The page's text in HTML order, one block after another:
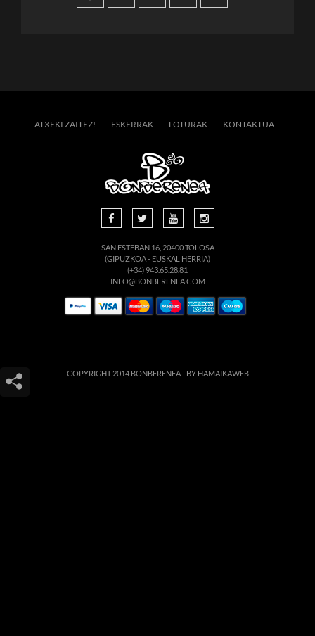
ATXEKI ZAITEZ! ESKERRAK LOTURAK KONTAKTUA
SAN ESTEBAN 16, 20400 TOLOSA
(GIPUZKOA - EUSKAL HERRIA)
(+34) 943.65.28.81
INFO@BONBERENEA.COM
COPYRIGHT 2014 BONBERENEA - BY HAMAIKAWEB